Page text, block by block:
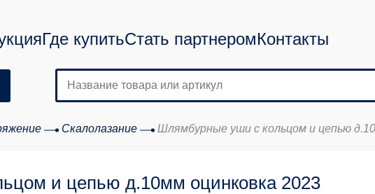
Где купитьСтать партнеромКонтакты
Скалолазание Шлямбурные уши с кольцом и цепью
и цепью д.10мм оцинковка 2023